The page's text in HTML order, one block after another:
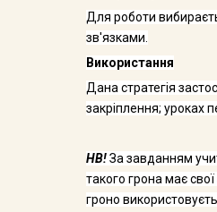
Для роботи
зв'язками.
Використання
Дана стратегія
закріплення; уроках
НВ!За завданням
такого грона має
гроно